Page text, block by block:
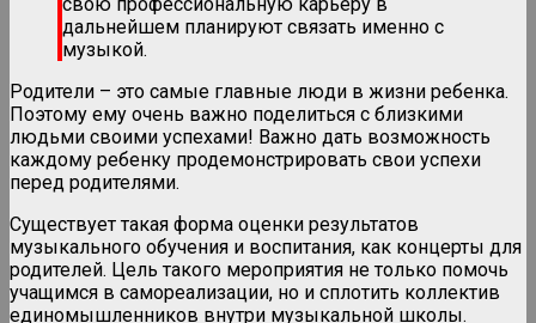
дальнейшем планируют связать именно с
музыкой.
Родители – это самые главные люди в жизни ребенка.
Поэтому ему очень важно поделиться с близкими
людьми своими успехами! Важно дать возможность
каждому ребенку продемонстрировать свои успехи
перед родителями.
Существует такая форма оценки результатов
музыкального обучения и воспитания, как концерты для
родителей. Цель такого мероприятия не только помочь
учащимся в самореализации, но и сплотить коллектив
единомышленников внутри музыкальной школы.